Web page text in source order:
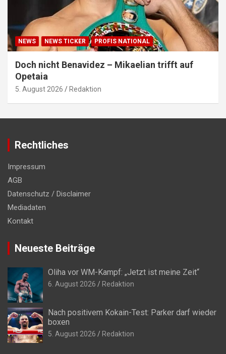
NEWS NEWS TICKER PROFIS NATIONAL
Doch nicht Benavidez – Mikaelian trifft auf
Opetaia
5. August 2026 Redaktion
Rechtliches
Impressum
AGB
Datenschutz / Disclaimer
Mediadaten
Kontakt
Neueste Beiträge
Oliha vor WM-Kampf: „Jetzt ist meine Zeit“
6. August 2026 Redaktion
Nach positivem Kokain-Test: Parker darf wieder
boxen
5. August 2026 Redaktion